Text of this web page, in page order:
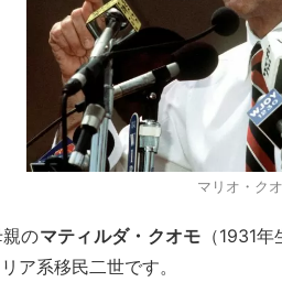
マリオ・ク
親のマティルダ・クオモ （1931
ア系移民二世です。